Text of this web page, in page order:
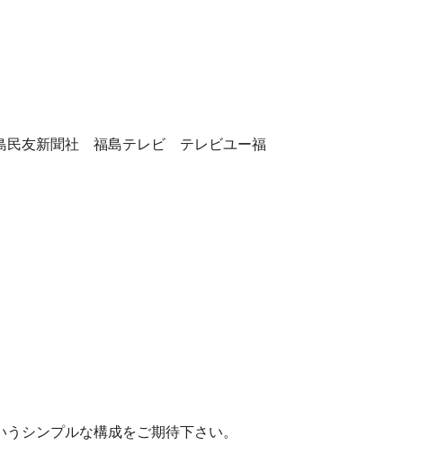
友新聞社 福島テレビ テレビユー福
シンプルな構成をご期待下さい。